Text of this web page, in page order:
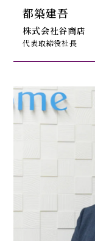
都築建吾
株式会社谷商店
代表取締役社長